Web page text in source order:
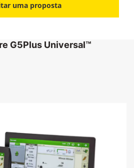
uma proposta
G5Plus Universal™